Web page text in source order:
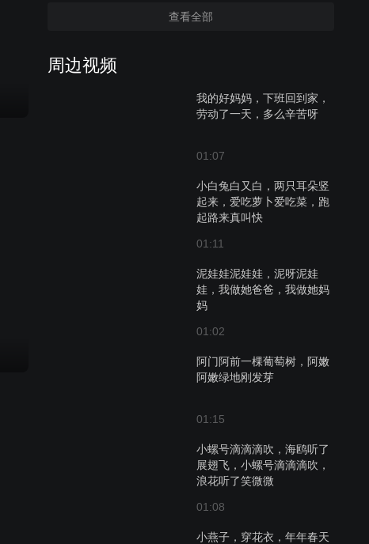
查看全部
周边视频
我的好妈妈，下班回到家，
劳动了一天，多么辛苦呀
01:07
小白兔白又白，两只耳朵竖
起来，爱吃萝卜爱吃菜，跑
起路来真叫快
01:11
泥娃娃泥娃娃，泥呀泥娃
娃，我做她爸爸，我做她妈
妈
01:02
阿门阿前一棵葡萄树，阿嫩
阿嫩绿地刚发芽
01:15
小螺号滴滴滴吹，海鸥听了
展翅飞，小螺号滴滴滴吹，
浪花听了笑微微
01:08
小燕子，穿花衣，年年春天